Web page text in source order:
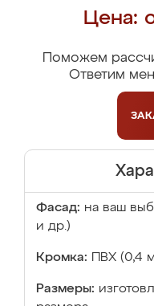
Цена:
Поможем
Ответим
Фасад: на ваш
и др.)
Кромка: ПВХ (0,4
Размеры: